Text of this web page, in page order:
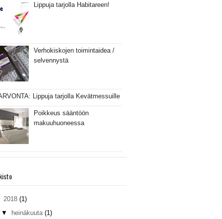
Lippuja tarjolla Habitareen!
Verhokiskojen toimintaidea /
selvennystä
Lippuja tarjolla Kevätmessuille
Poikkeus sääntöön
makuuhuoneessa
2018 (1)
▼ heinäkuuta (1)